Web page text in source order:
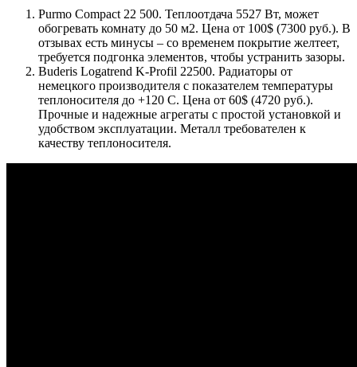
Purmo Compact 22 500. Теплоотдача 5527 Вт, может
обогревать комнату до 50 м2. Цена от 100$ (7300 руб.). В
отзывах есть минусы – со временем покрытие желтеет,
требуется подгонка элементов, чтобы устранить зазоры.
Buderis Logatrend K-Profil 22500. Радиаторы от
немецкого производителя с показателем температуры
теплоносителя до +120 С. Цена от 60$ (4720 руб.).
Прочные и надежные агрегаты с простой установкой и
удобством эксплуатации. Металл требователен к
качеству теплоносителя.